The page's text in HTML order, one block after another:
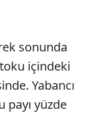
sonunda
içindeki
Yabancı
payı yüzde